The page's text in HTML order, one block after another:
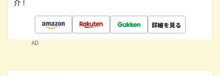
介！
詳細を見る
AD